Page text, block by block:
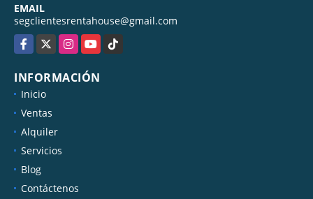
EMAIL
segclientesrentahouse@gmail.com
Facebook
X InstagramYouTubeTikTok
INFORMACIÓN
Inicio
Ventas
Alquiler
Servicios
Blog
Contáctenos